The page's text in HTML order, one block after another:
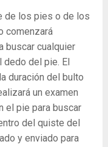
de los pies o de los
comenzará
buscar cualquier
dedo del pie. El
duración del bulto
un examen
el pie para buscar
del quiste del
y enviado para